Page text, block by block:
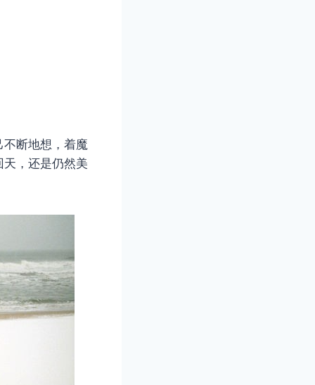
断地想，着魔
，还是仍然美